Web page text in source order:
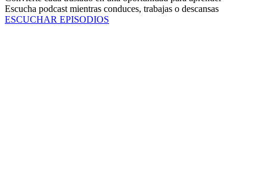
Escucha podcast mientras conduces, trabajas o descansas
ESCUCHAR EPISODIOS